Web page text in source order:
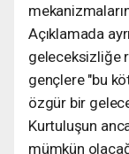
Açıklamada
geleceksizliğe
gençlere "bu
özgür bir
Kurtuluşun
mümkün